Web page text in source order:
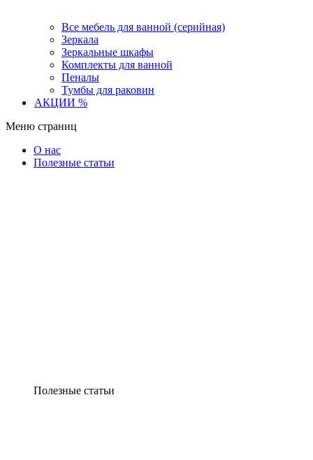
Все мебель для ванной (серийная)
Зеркала
Зеркальные шкафы
Комплекты для ванной
Пеналы
Тумбы для раковин
АКЦИИ %
Меню страниц
О нас
Полезные статьи
Полезные статьи